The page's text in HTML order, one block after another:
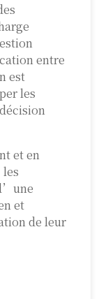
entre
est
les
et en
et
de leur